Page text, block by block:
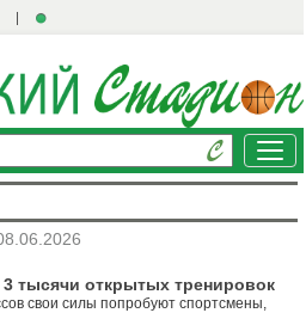
тысячи открытых тренировок
свои силы попробуют спортсмены,